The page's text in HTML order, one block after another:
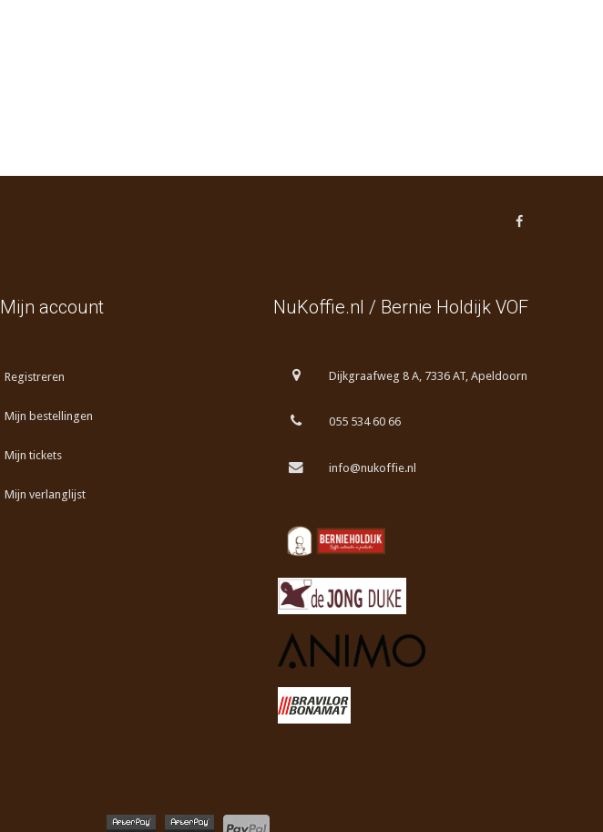
Mijn account
Registreren
Mijn bestellingen
Mijn tickets
Mijn verlanglijst
NuKoffie.nl / Bernie Holdijk VOF
Dijkgraafweg 8 A, 7336 AT, Apeldoorn
055 534 60 66
info@nukoffie.nl